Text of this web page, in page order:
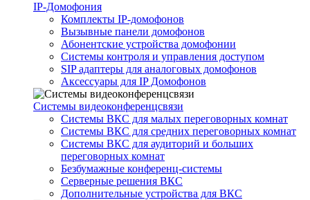
IP-Домофония
Комплекты IP-домофонов
Вызывные панели домофонов
Абонентские устройства домофонии
Системы контроля и управления доступом
SIP адаптеры для аналоговых домофонов
Аксессуары для IP Домофонов
Системы видеоконференцсвязи
Системы ВКС для малых переговорных комнат
Системы ВКС для средних переговорных комнат
Системы ВКС для аудиторий и больших
переговорных комнат
Безбумажные конференц-системы
Серверные решения ВКС
Дополнительные устройства для ВКС